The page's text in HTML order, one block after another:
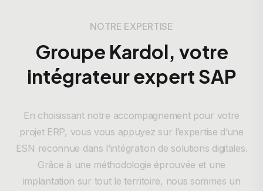
NOTRE EXPERTISE
Groupe Kardol, votre
intégrateur expert SAP
En choisissant notre accompagnement pour votre
projet ERP, vous vous appuyez sur l’expertise d’une
ESN reconnue dans l’intégration de solutions digitales.
Grâce à une méthodologie éprouvée et une
implantation sur tout le territoire, nous sommes un